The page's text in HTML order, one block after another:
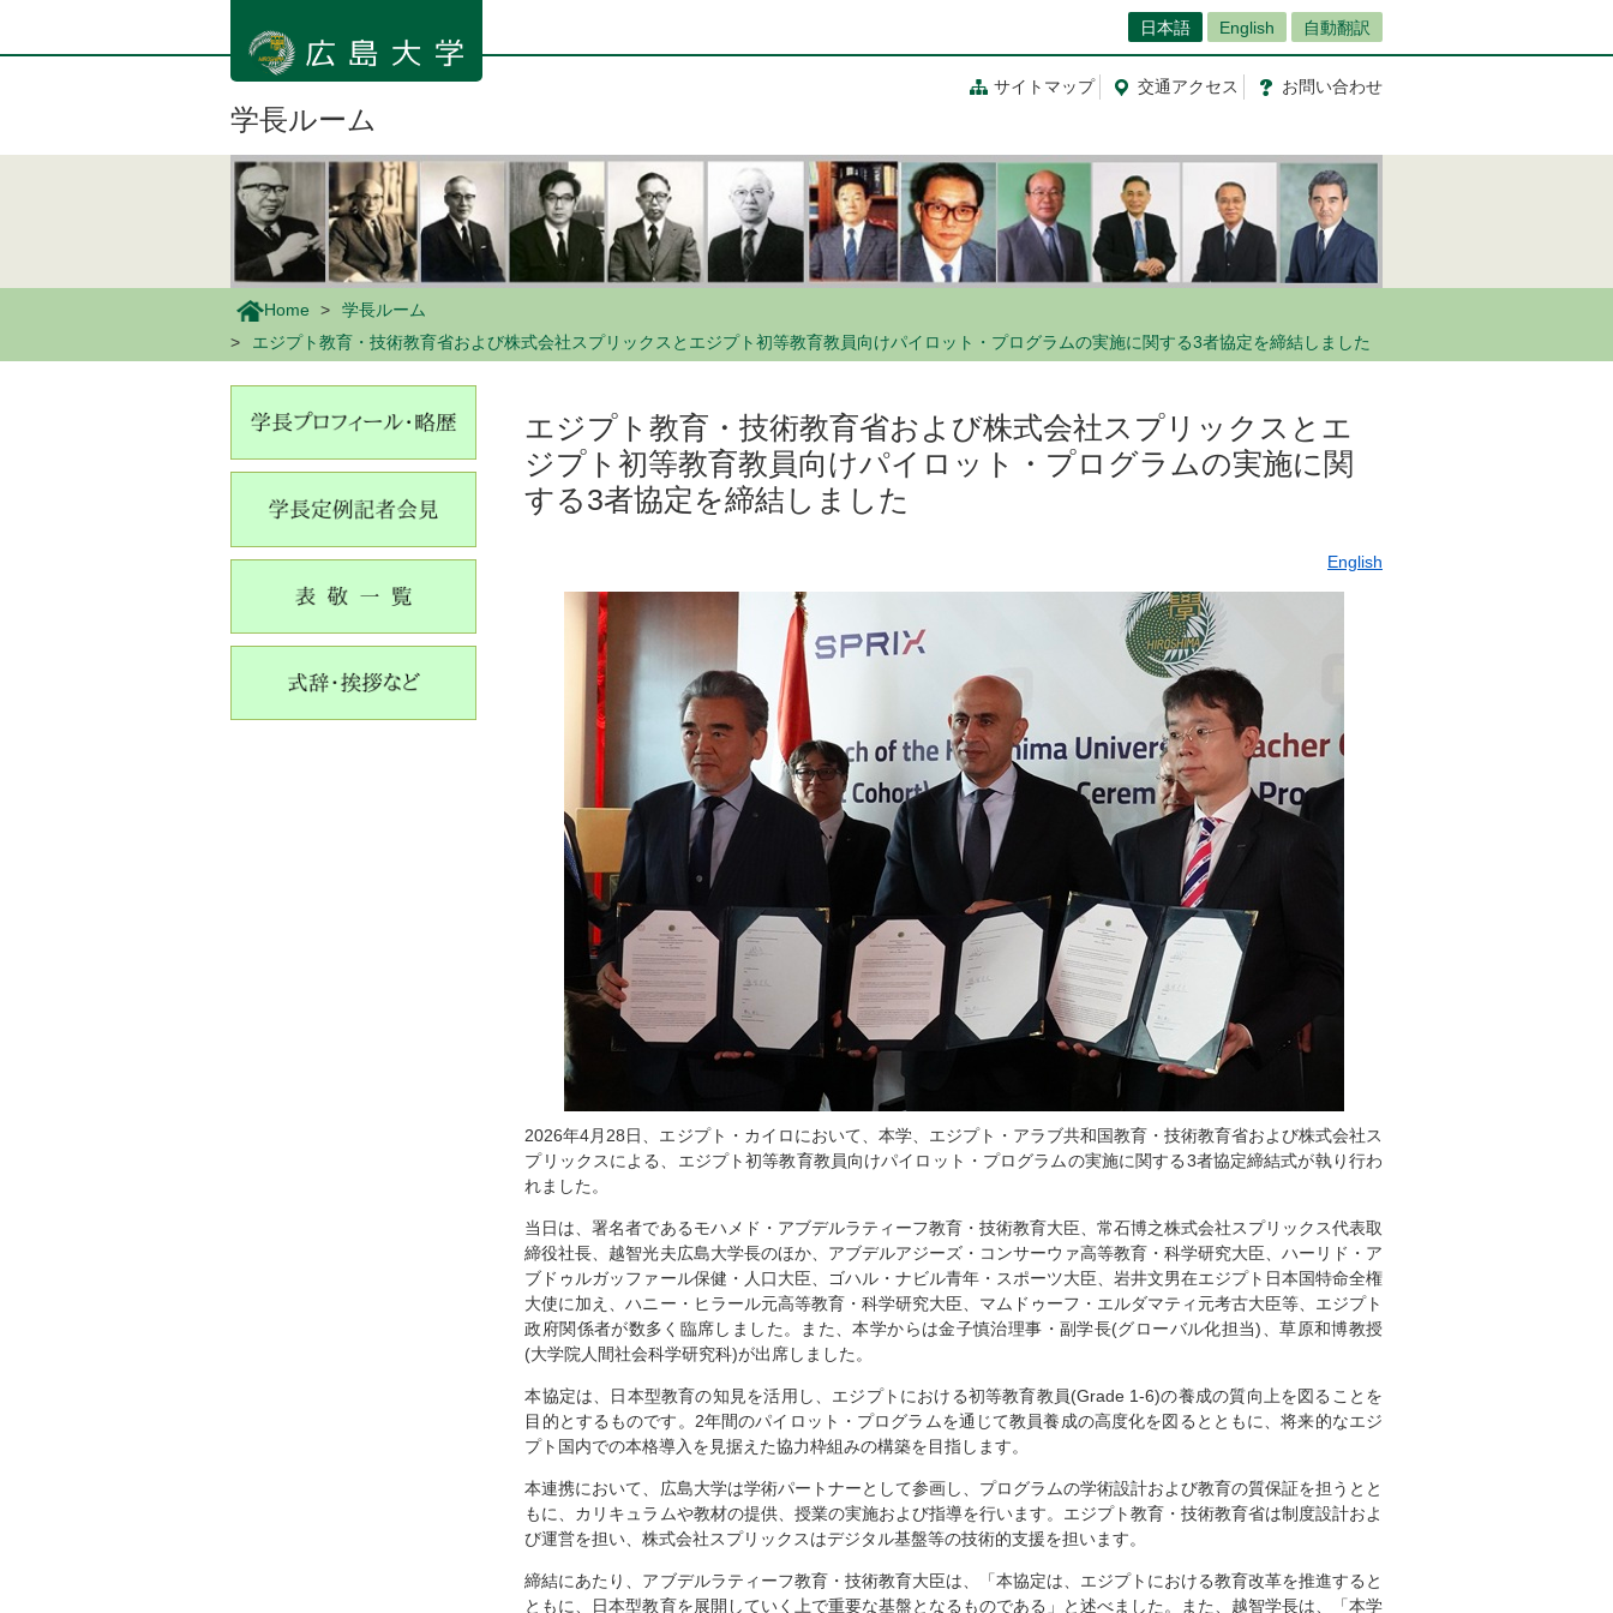
ン
日本語 English 自動翻訳
サイトマップ 交通アクセス お問い合わせ
学長ルーム
Home
学長ルーム
エジプト教育・技術教育省および株式会社スプリックスとエジプト初等教育教員向けパイロット・プログラムの実施に関する3者協定を締結しました
エジプト教育・技術教育省および株式会社スプリックスとエ
ジプト初等教育教員向けパイロット・プログラムの実施に関
する3者協定を締結しました
English
2026年4月28日、エジプト・カイロにおいて、本学、エジプト・アラブ共和国教育・技術教育省および株式会社ス
プリックスによる、エジプト初等教育教員向けパイロット・プログラムの実施に関する3者協定締結式が執り行わ
れました。
当日は、署名者であるモハメド・アブデルラティーフ教育・技術教育大臣、常石博之株式会社スプリックス代表取
締役社長、越智光夫広島大学長のほか、アブデルアジーズ・コンサーウァ高等教育・科学研究大臣、ハーリド・ア
ブドゥルガッファール保健・人口大臣、ゴハル・ナビル青年・スポーツ大臣、岩井文男在エジプト日本国特命全権
大使に加え、ハニー・ヒラール元高等教育・科学研究大臣、マムドゥーフ・エルダマティ元考古大臣等、エジプト
政府関係者が数多く臨席しました。また、本学からは金子慎治理事・副学長(グローバル化担当)、草原和博教授
(大学院人間社会科学研究科)が出席しました。
本協定は、日本型教育の知見を活用し、エジプトにおける初等教育教員(Grade 1-6)の養成の質向上を図ることを
目的とするものです。2年間のパイロット・プログラムを通じて教員養成の高度化を図るとともに、将来的なエジ
プト国内での本格導入を見据えた協力枠組みの構築を目指します。
本連携において、広島大学は学術パートナーとして参画し、プログラムの学術設計および教育の質保証を担うとと
もに、カリキュラムや教材の提供、授業の実施および指導を行います。エジプト教育・技術教育省は制度設計およ
び運営を担い、株式会社スプリックスはデジタル基盤等の技術的支援を担います。
締結にあたり、アブデルラティーフ教育・技術教育大臣は、「本協定は、エジプトにおける教育改革を推進すると
ともに、日本型教育を展開していく上で重要な基盤となるものである」と述べました。また、越智学長は、「本学